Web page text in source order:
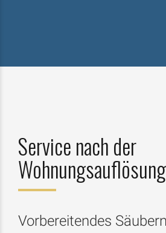
Service nach der
Wohnungsauflösung
Vorbereitendes